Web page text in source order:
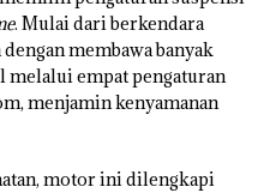
. Mulai dari berkendara
membawa banyak
melalui empat pengaturan
menjamin kenyamanan
motor ini dilengkapi